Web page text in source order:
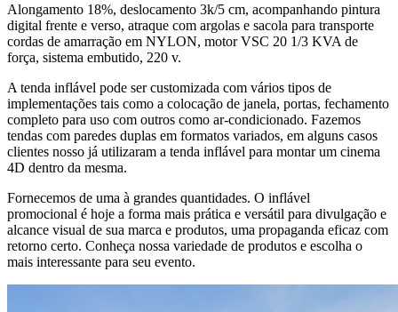
Alongamento 18%, deslocamento 3k/5 cm, acompanhando pintura
digital frente e verso, atraque com argolas e sacola para transporte
cordas de amarração em NYLON, motor VSC 20 1/3 KVA de
força, sistema embutido, 220 v.
A tenda inflável pode ser customizada com vários tipos de
implementações tais como a colocação de janela, portas, fechamento
completo para uso com outros como ar-condicionado. Fazemos
tendas com paredes duplas em formatos variados, em alguns casos
clientes nosso já utilizaram a tenda inflável para montar um cinema
4D dentro da mesma.
Fornecemos de uma à grandes quantidades. O inflável
promocional é hoje a forma mais prática e versátil para divulgação e
alcance visual de sua marca e produtos, uma propaganda eficaz com
retorno certo. Conheça nossa variedade de produtos e escolha o
mais interessante para seu evento.